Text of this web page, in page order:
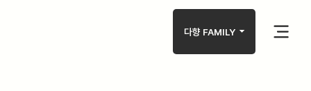
다향 FAMILY arrow_drop_down